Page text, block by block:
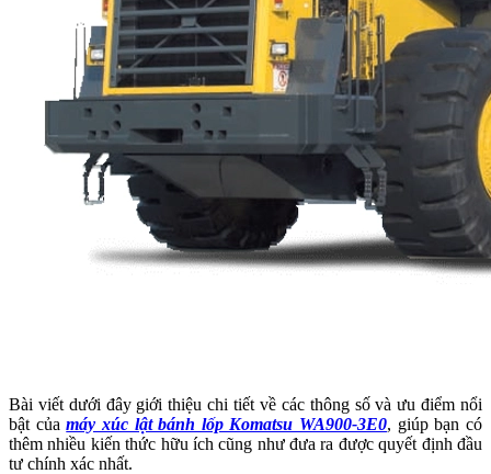
Bài viết dưới đây giới thiệu chi tiết về các thông số và ưu điểm nổi
bật củamáy xúc lật bánh lốp Komatsu WA900-3E0, giúp bạn có
thêm nhiều kiến thức hữu ích cũng như đưa ra được quyết định đầu
tư chính xác nhất.